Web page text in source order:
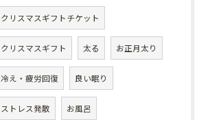
クリスマスギフトチケット
クリスマスギフト 太る お正月太り
冷え・疲労回復 良い眠り
ストレス発散 お風呂